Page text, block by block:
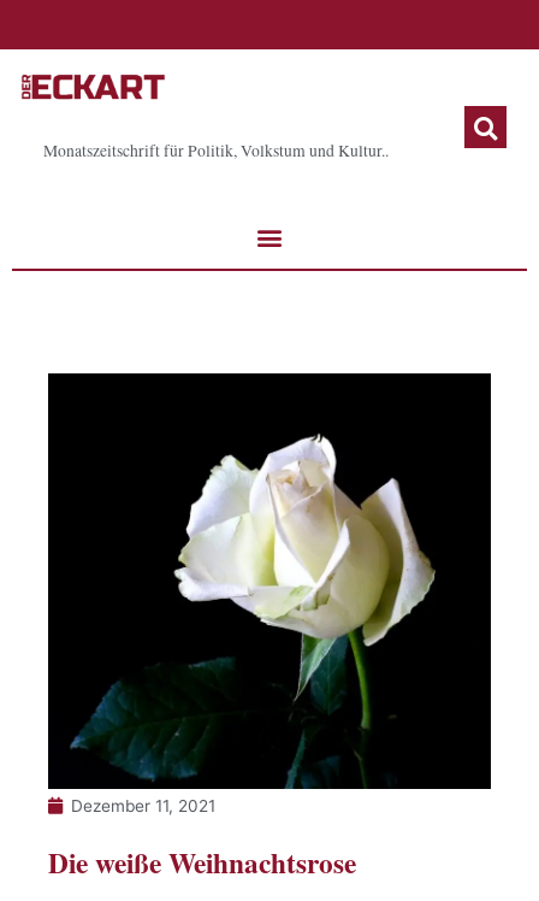
Monatszeitschrift für Politik, Volkstum und Kultur..
Dezember 11, 2021
Die weiße Weihnachtsrose